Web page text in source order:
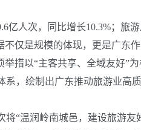
人次，同比增长10.3%；旅
不仅是规模的体现，更是广
措以“主客共享、全域友好”
，绘制出广东推动旅游业高质
“温润岭南城邑，建设旅游